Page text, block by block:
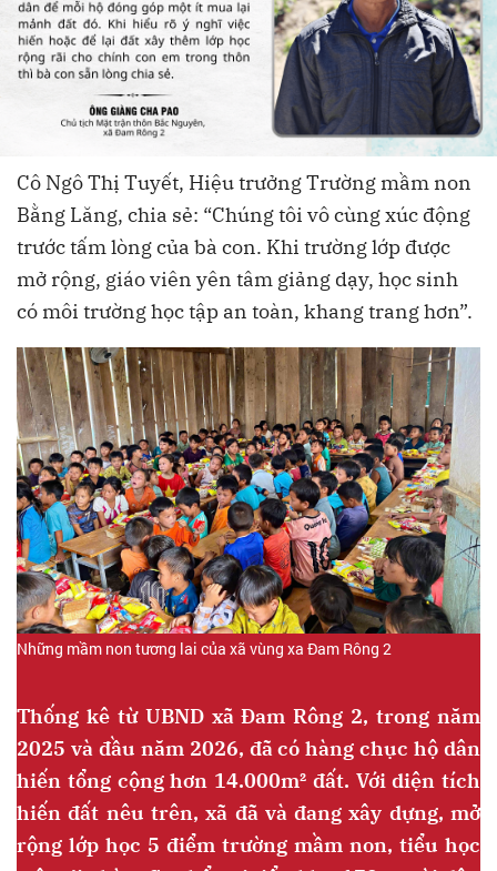
Cô Ngô Thị Tuyết, Hiệu trưởng Trường mầm non
Bằng Lăng, chia sẻ: “Chúng tôi vô cùng xúc động
trước tấm lòng của bà con. Khi trường lớp được
mở rộng, giáo viên yên tâm giảng dạy, học sinh
có môi trường học tập an toàn, khang trang hơn”.
Những mầm non tương lai của xã vùng xa Đam Rông 2
Thống kê từ UBND xã Đam Rông 2, trong năm
2025 và đầu năm 2026, đã có hàng chục hộ dân
hiến tổng cộng hơn 14.000m² đất. Với diện tích
hiến đất nêu trên, xã đã và đang xây dựng, mở
rộng lớp học 5 điểm trường mầm non, tiểu học